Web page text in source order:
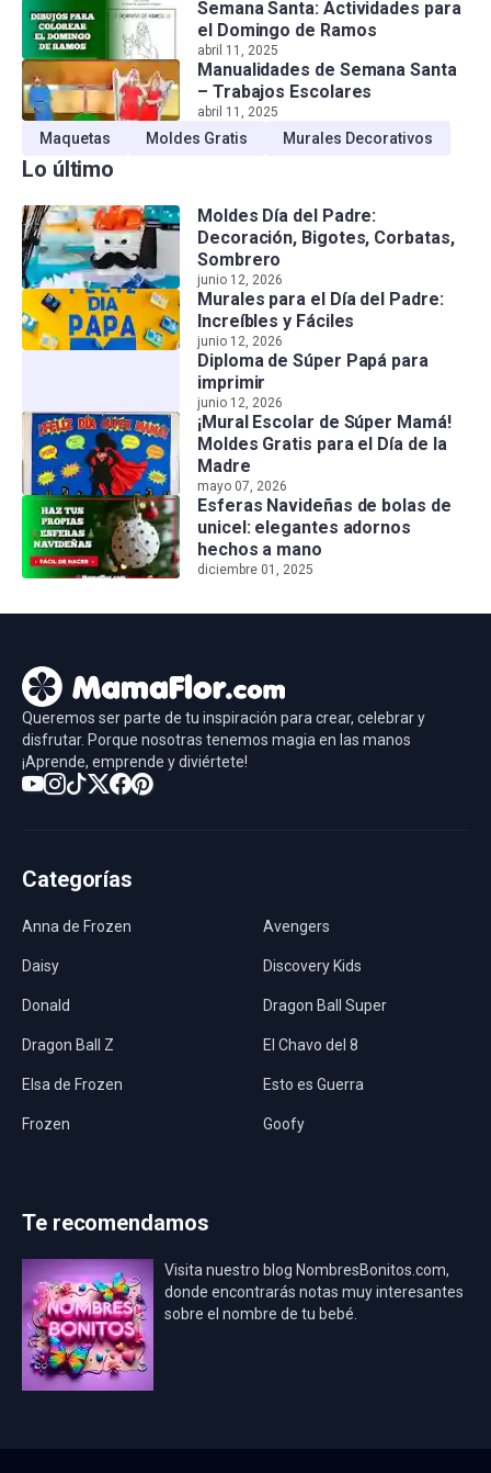
Semana Santa: Actividades para
el Domingo de Ramos
abril 11, 2025
Manualidades de Semana Santa
– Trabajos Escolares
abril 11, 2025
Maquetas Moldes Gratis Murales Decorativos
Lo último
Moldes Día del Padre:
Decoración, Bigotes, Corbatas,
Sombrero
junio 12, 2026
Murales para el Día del Padre:
Increíbles y Fáciles
junio 12, 2026
Diploma de Súper Papá para
imprimir
junio 12, 2026
¡Mural Escolar de Súper Mamá!
Moldes Gratis para el Día de la
Madre
mayo 07, 2026
Esferas Navideñas de bolas de
unicel: elegantes adornos
hechos a mano
diciembre 01, 2025
Queremos ser parte de tu inspiración para crear, celebrar y
disfrutar. Porque nosotras tenemos magia en las manos
¡Aprende, emprende y diviértete!
Categorías
Anna de Frozen Avengers
Daisy Discovery Kids
Donald Dragon Ball Super
Dragon Ball Z El Chavo del 8
Elsa de Frozen Esto es Guerra
Frozen Goofy
Los Minions Los Vengadores
Mario Bros Mi Villano Favorito
Mickey Mouse
Te recomendamos
Visita nuestro blog NombresBonitos.com,
donde encontrarás notas muy interesantes
sobre el nombre de tu bebé.